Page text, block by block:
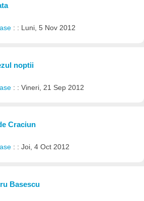
: : Luni, 5 Nov 2012
noptii
: : Vineri, 21 Sep 2012
Craciun
: : Joi, 4 Oct 2012
Basescu